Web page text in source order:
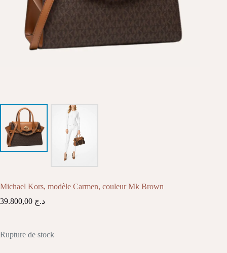
Michael Kors, modèle Carmen, couleur Mk Brown
د.ج
Rupture de stock